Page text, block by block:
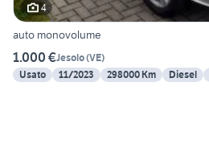
4
auto monovolume
1.000 €Jesolo(VE)
Usato
11/2023 298000 Km Diesel